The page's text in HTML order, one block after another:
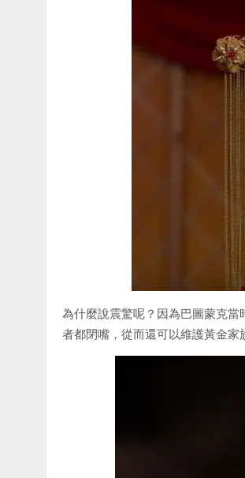
為什麼說震驚呢？因為巴圖蒙克
者都閉嘴，從而還可以維護黃金家